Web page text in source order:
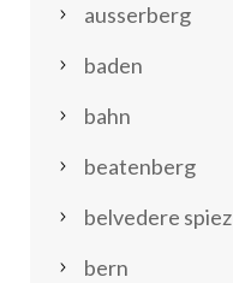
ausserberg
baden
bahn
beatenberg
belvedere spiez
bern